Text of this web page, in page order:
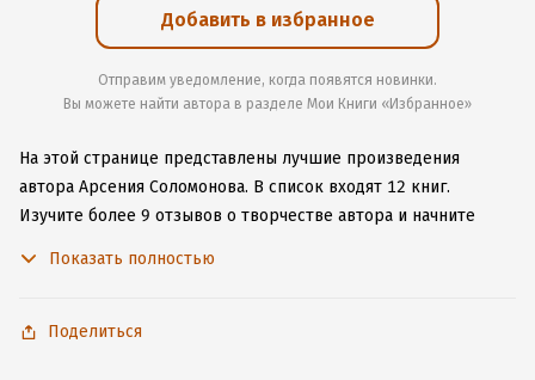
Добавить в избранное
Отправим уведомление, когда появятся новинки.
Вы можете найти автора в разделе Мои Книги «Избранное»
На этой странице представлены лучшие произведения
автора Арсения Соломонова. В список входят 12 книг.
Изучите более 9 отзывов о творчестве автора и начните
даже без подключения к интернету.
Показать полностью
Поделиться